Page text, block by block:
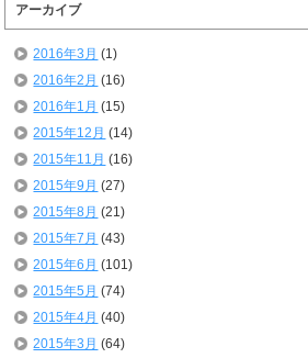
アーカイブ
2016年3月 (1)
2016年2月 (16)
2016年1月 (15)
2015年12月 (14)
2015年11月 (16)
2015年9月 (27)
2015年8月 (21)
2015年7月 (43)
2015年6月 (101)
2015年5月 (74)
2015年4月 (40)
2015年3月 (64)